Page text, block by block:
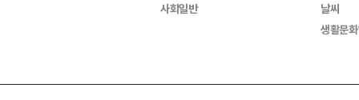
사회일반
날씨
생활문